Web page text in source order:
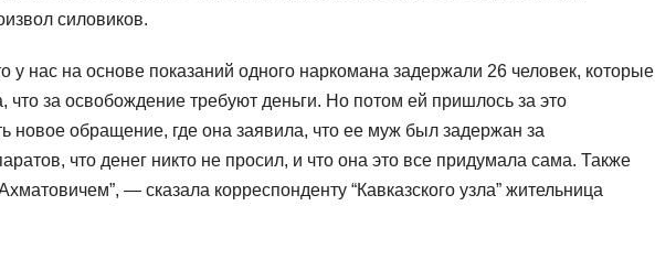
силовиков.
у нас на основе показаний одного наркомана задержали 26 человек, которые
что за освобождение требуют деньги. Но потом ей пришлось за это
новое обращение, где она заявила, что ее муж был задержан за
что денег никто не просил, и что она это все придумала сама. Также
— сказала корреспонденту “Кавказского узла” жительница